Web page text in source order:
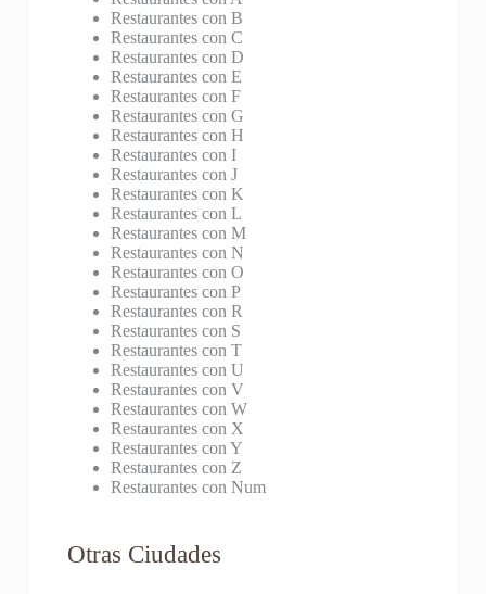
Restaurantes con B
Restaurantes con C
Restaurantes con D
Restaurantes con E
Restaurantes con F
Restaurantes con G
Restaurantes con H
Restaurantes con I
Restaurantes con J
Restaurantes con K
Restaurantes con L
Restaurantes con M
Restaurantes con N
Restaurantes con O
Restaurantes con P
Restaurantes con R
Restaurantes con S
Restaurantes con T
Restaurantes con U
Restaurantes con V
Restaurantes con W
Restaurantes con X
Restaurantes con Y
Restaurantes con Z
Restaurantes con Num
Otras Ciudades